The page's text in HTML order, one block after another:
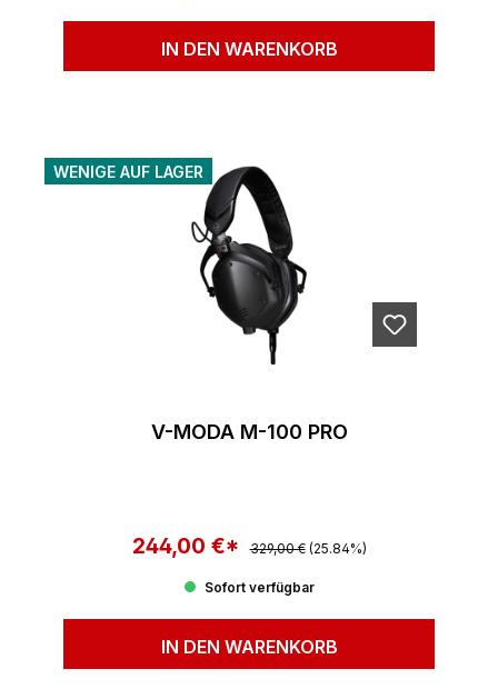
IN DEN WARENKORB
WENIGE AUF LAGER
V-MODA M-100 PRO
Verkaufspreis:
244,00 €* Regulärer Preis:
329,00 € (25.84%)
Sofort verfügbar
IN DEN WARENKORB